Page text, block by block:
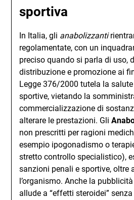
sportiva
In Italia, gli anabolizzanti
regolamentate, con un
preciso quando si parla di uso,
distribuzione e promozione ai
Legge 376/2000 tutela la
sportive, vietando la
commercializzazione di
alterare le prestazioni. Gli
non prescritti per ragioni
esempio ipogonadismo o
stretto controllo specialistico),
sanzioni penali e sportive, oltre
l’organismo. Anche la
allude a “effetti steroidei”